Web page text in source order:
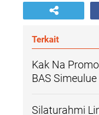
Terkait
Kak Na
BAS Simeulue
Silaturahmi